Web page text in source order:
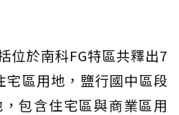
位於南科FG特區共釋出7
宅區用地，鹽行國中區段
包含住宅區與商業區用